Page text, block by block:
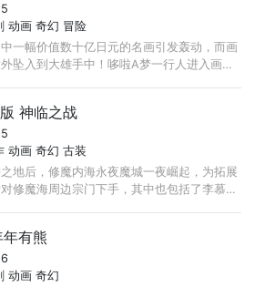
动画 奇幻 冒险
一幅价值数十亿日元的名画引发轰动，而画
坠入到大雄手中！哆啦A梦一行人进入画中
神临之战
动画 奇幻 古装
地后，修魔内海永夜魔城一夜崛起，为拓展
修魔海周边宗门下手，其中也包括了李慕婉
年有熊
动画 奇幻